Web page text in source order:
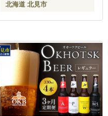
北海道 北見市